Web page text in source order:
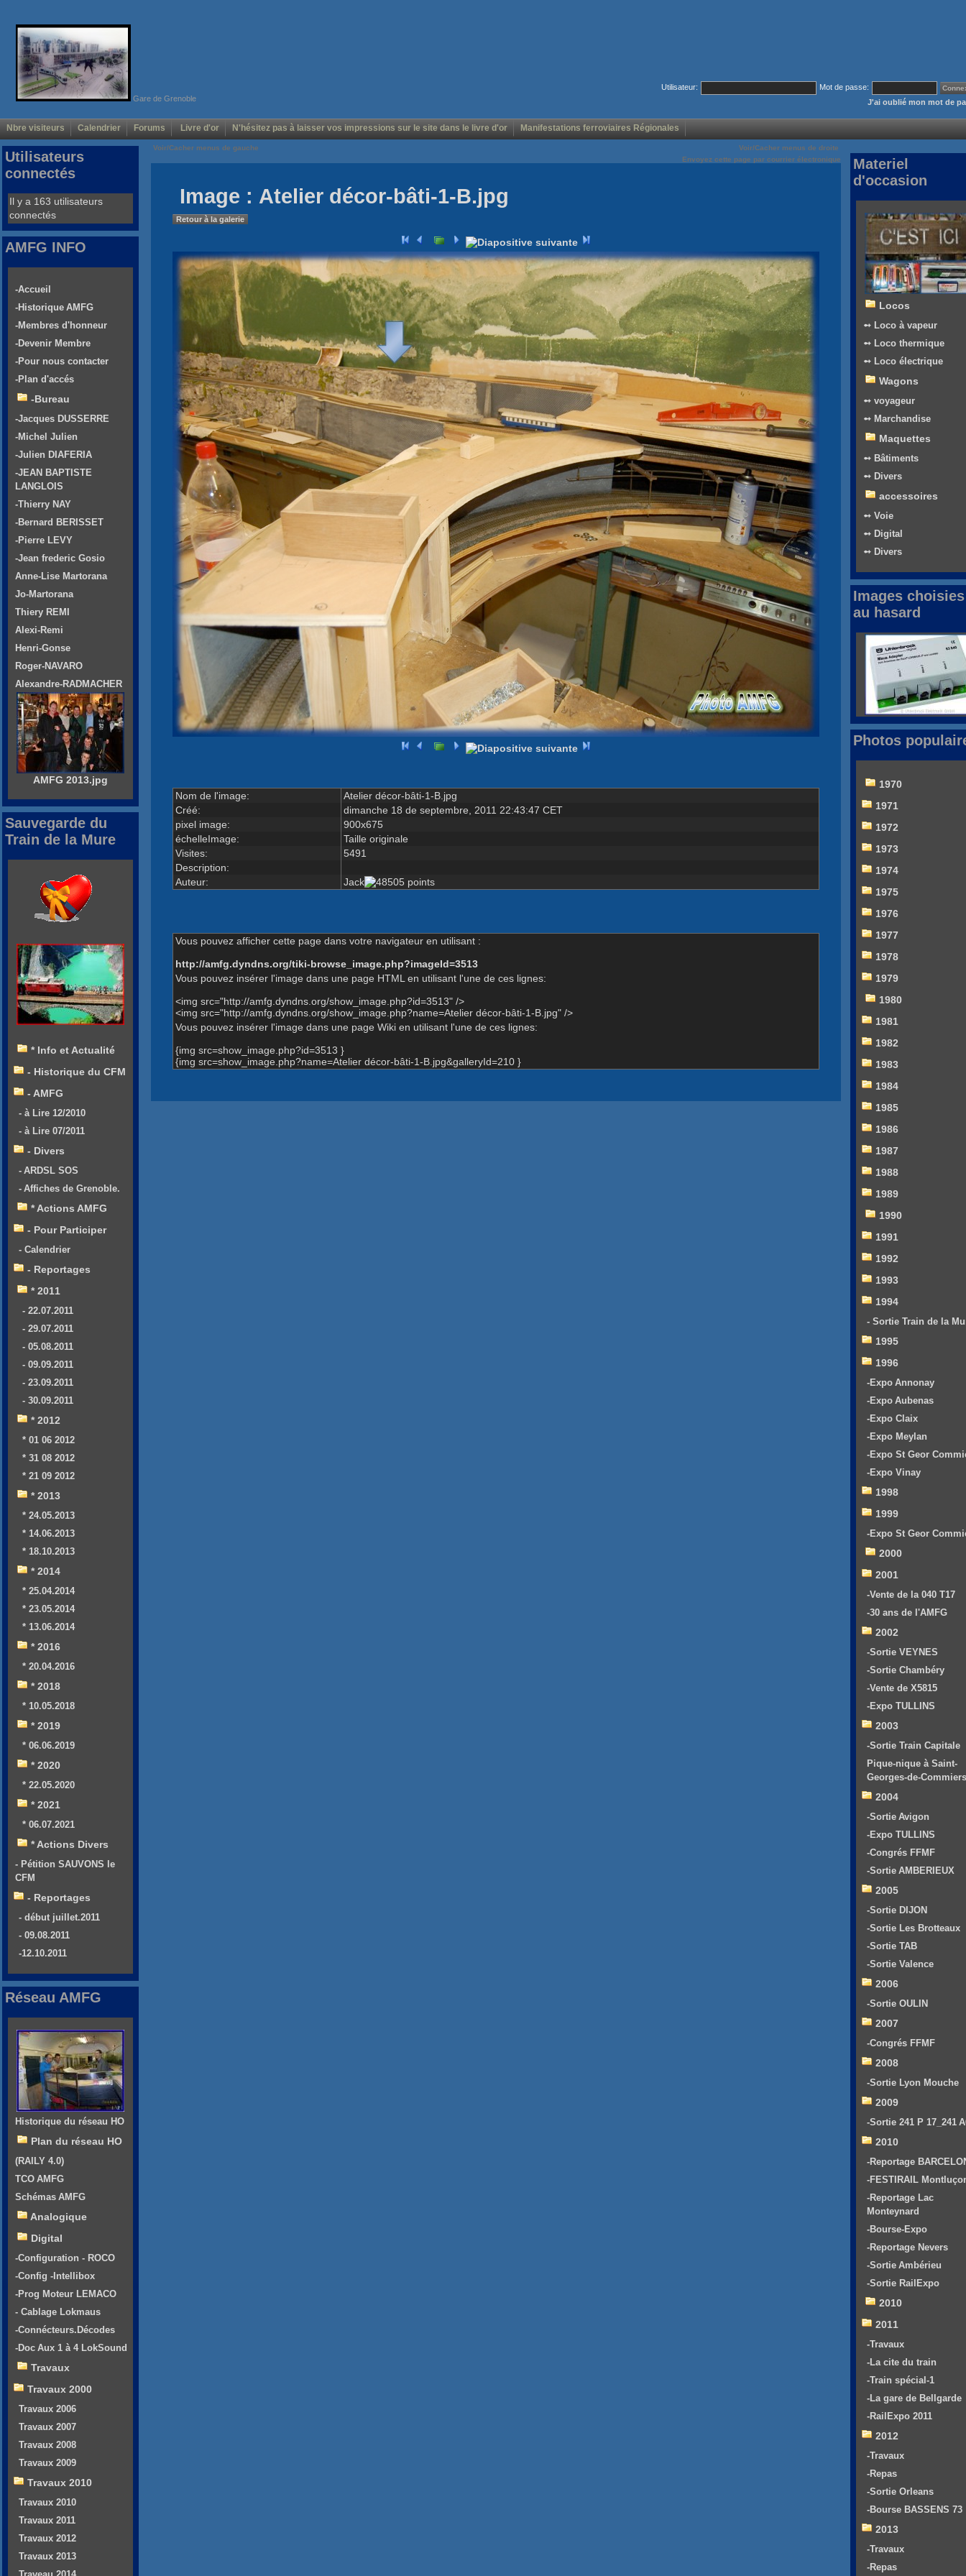
Gare de Grenoble
Utilisateur:
Mot de passe:
J'ai oublié mon mot de
Nbre visiteurs Calendrier Forums Livre d'or N'hésitez pas à laisser vos impressions sur le site dans le livre d'or Manifestations ferroviaires Régionales
Voir/Cacher menus de gauche
Voir/Cacher menus de droite
Envoyez cette page par courrier électronique
Image : Atelier décor-bâti-1-B.jpg
Retour à la galerie
Nom de l'image:
Atelier décor-bâti-1-B.jpg
Créé:
dimanche 18 de septembre, 2011 22:43:47 CET
pixel image:
900x675
échelleImage:
Taille originale
Visites:
5491
Description:
Auteur:
Jack
Vous pouvez afficher cette page dans votre navigateur en utilisant :
http://amfg.dyndns.org/tiki-browse_image.php?imageId=3513
Vous pouvez insérer l'image dans une page HTML en utilisant l'une de ces lignes:
<img src="http://amfg.dyndns.org/show_image.php?id=3513" />
<img src="http://amfg.dyndns.org/show_image.php?name=Atelier décor-bâti-1-B.jpg" />
Vous pouvez insérer l'image dans une page Wiki en utilisant l'une de ces lignes:
{img src=show_image.php?id=3513 }
{img src=show_image.php?name=Atelier décor-bâti-1-B.jpg&galleryId=210 }
Utilisateurs
connectés
Il y a 163 utilisateurs
connectés
AMFG INFO
-Accueil
-Historique AMFG
-Membres d'honneur
-Devenir Membre
-Pour nous contacter
-Plan d'accés
-Bureau
-Jacques DUSSERRE
-Michel Julien
-Julien DIAFERIA
-JEAN BAPTISTE
LANGLOIS
-Thierry NAY
-Bernard BERISSET
-Pierre LEVY
-Jean frederic Gosio
Anne-Lise Martorana
Jo-Martorana
Thiery REMI
Alexi-Remi
Henri-Gonse
Roger-NAVARO
Alexandre-RADMACHER
AMFG 2013.jpg
Sauvegarde du
Train de la Mure
* Info et Actualité
- Historique du CFM
- AMFG
- à Lire 12/2010
- à Lire 07/2011
- Divers
- ARDSL SOS
- Affiches de Grenoble.
* Actions AMFG
- Pour Participer
- Calendrier
- Reportages
* 2011
- 22.07.2011
- 29.07.2011
- 05.08.2011
- 09.09.2011
- 23.09.2011
- 30.09.2011
* 2012
* 01 06 2012
* 31 08 2012
* 21 09 2012
* 2013
* 24.05.2013
* 14.06.2013
* 18.10.2013
* 2014
* 25.04.2014
* 23.05.2014
* 13.06.2014
* 2016
* 20.04.2016
* 2018
* 10.05.2018
* 2019
* 06.06.2019
* 2020
* 22.05.2020
* 2021
* 06.07.2021
* Actions Divers
- Pétition SAUVONS le
CFM
- Reportages
- début juillet.2011
- 09.08.2011
-12.10.2011
Réseau AMFG
Historique du réseau HO
Plan du réseau HO
(RAILY 4.0)
TCO AMFG
Schémas AMFG
Analogique
Digital
-Configuration - ROCO
-Config -Intellibox
-Prog Moteur LEMACO
- Cablage Lokmaus
-Connécteurs.Décodes
-Doc Aux 1 à 4 LokSound
Travaux
Travaux 2000
Travaux 2006
Travaux 2007
Travaux 2008
Travaux 2009
Travaux 2010
Travaux 2010
Travaux 2011
Travaux 2012
Travaux 2013
Materiel
d'occasion
Locos
➻ Loco à vapeur
➻ Loco thermique
➻ Loco électrique
Wagons
➻ voyageur
➻ Marchandise
Maquettes
➻ Bâtiments
➻ Divers
accessoires
➻ Voie
➻ Digital
➻ Divers
Images choisies
au hasard
Photos
1970
1971
1972
1973
1974
1975
1976
1977
1978
1979
1980
1981
1982
1983
1984
1985
1986
1987
1988
1989
1990
1991
1992
1993
1994
- Sortie Train de la
1995
1996
-Expo Annonay
-Expo Aubenas
-Expo Claix
-Expo Meylan
-Expo St Geor
-Expo Vinay
1998
1999
-Expo St Geor
2000
2001
-Vente de la 040 T17
-30 ans de l'AMFG
2002
-Sortie VEYNES
-Sortie Chambéry
-Vente de X5815
-Expo TULLINS
2003
-Sortie Train Capitale
Pique-nique à Saint-
Georges-de-Commiers
2004
-Sortie Avigon
-Expo TULLINS
-Congrés FFMF
-Sortie AMBERIEUX
2005
-Sortie DIJON
-Sortie Les Brotteaux
-Sortie TAB
-Sortie Valence
2006
-Sortie OULIN
2007
-Congrés FFMF
2008
-Sortie Lyon Mouche
2009
-Sortie 241 P 17_241
2010
-Reportage
-FESTIRAIL
-Reportage Lac
Monteynard
-Bourse-Expo
-Reportage Nevers
-Sortie Ambérieu
-Sortie RailExpo
2010
2011
-Travaux
-La cite du train
-Train spécial-1
-La gare de Bellgarde
-RailExpo 2011
2012
-Travaux
-Repas
-Sortie Orleans
-Bourse BASSENS 73
2013
-Travaux
-Repas